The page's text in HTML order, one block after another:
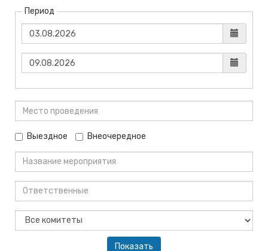
Период
Выездное Внеочередное